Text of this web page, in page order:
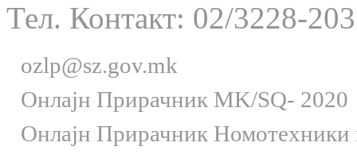
Тел. Контакт: 02/3228-203
ozlp@sz.gov.mk
Онлaјн Прирачник MK/SQ- 2020
Онлаjн Прирачник Номотехники